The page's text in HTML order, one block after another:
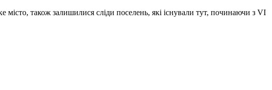
місто, також залишилися сліди поселень, які існували тут, починаючи з VI